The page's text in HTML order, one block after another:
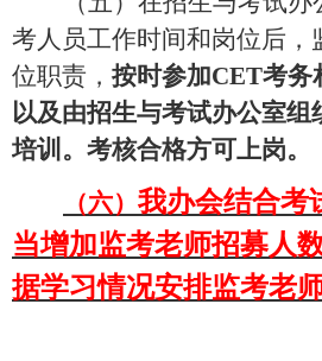
考人员工作时间和岗位后，
位职责， 按时参加CET考务
以及由招生与考试办公室
培训。 考核合格方可上岗。
（六） 我办会结合考
当增加监考老师招募人数
据学习情况安排监考老师